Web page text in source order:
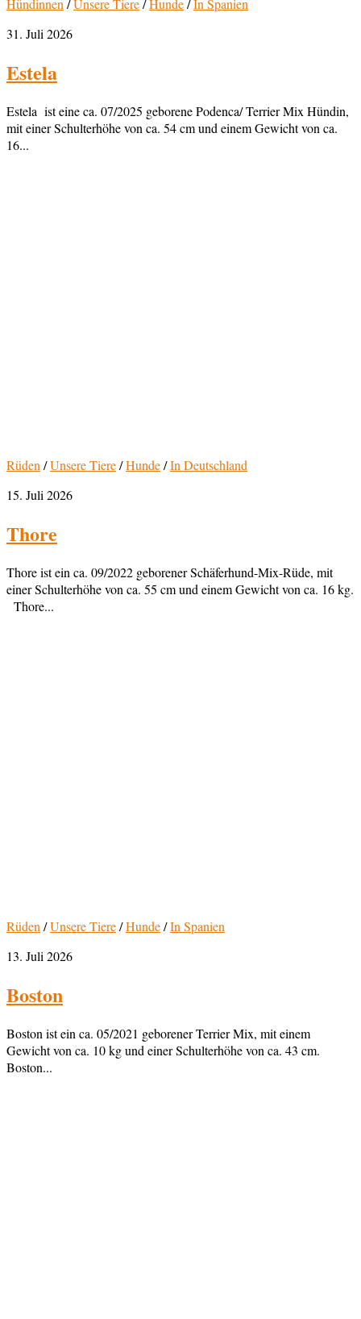
Hündinnen/Unsere Tiere/Hunde/In Spanien
31. Juli 2026
Estela
Estela ist eine ca. 07/2025 geborene Podenca/ Terrier Mix Hündin,
mit einer Schulterhöhe von ca. 54 cm und einem Gewicht von ca.
16...
Rüden /Unsere Tiere/Hunde/In Deutschland
15. Juli 2026
Thore
Thore ist ein ca. 09/2022 geborener Schäferhund-Mix-Rüde, mit
einer Schulterhöhe von ca. 55 cm und einem Gewicht von ca. 16 kg.
Thore...
Rüden /Unsere Tiere/Hunde/In Spanien
13. Juli 2026
Boston
Boston ist ein ca. 05/2021 geborener Terrier Mix, mit einem
Gewicht von ca. 10 kg und einer Schulterhöhe von ca. 43 cm.
Boston...